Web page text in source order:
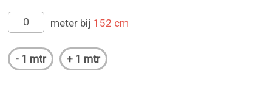
meter bij 152 cm